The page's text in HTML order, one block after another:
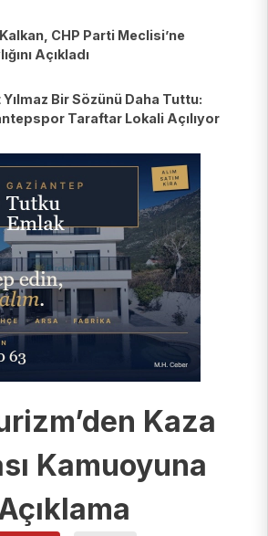
CHP Parti Meclisi’ne
Açıkladı
Bir Sözünü Daha Tuttu:
Taraftar Lokali Açılıyor
Kaza
Kamuoyuna